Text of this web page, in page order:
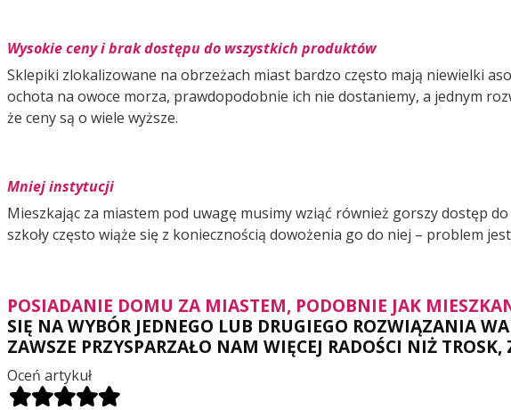
Wysokie ceny i brak dostępu do wszystkich produktów
Sklepiki zlokalizowane na obrzeżach miast bardzo często mają niewielki
ochota na owoce morza, prawdopodobnie ich nie dostaniemy, a jednym
że ceny są o wiele wyższe.
Mniej instytucji
Mieszkając za miastem pod uwagę musimy wziąć również gorszy dostęp
szkoły często wiąże się z koniecznością dowożenia go do niej – problem
POSIADANIE DOMU ZA MIASTEM, PODOBNIE JAK
SIĘ NA WYBÓR JEDNEGO LUB DRUGIEGO ROZWIĄZANIA
ZAWSZE PRZYSPARZAŁO NAM WIĘCEJ RADOŚCI NIŻ
Oceń artykuł